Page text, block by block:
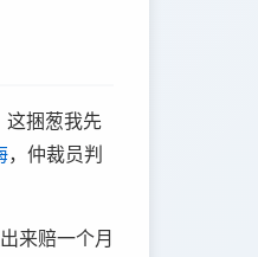
这捆葱我先
，仲裁员判
来赔一个月